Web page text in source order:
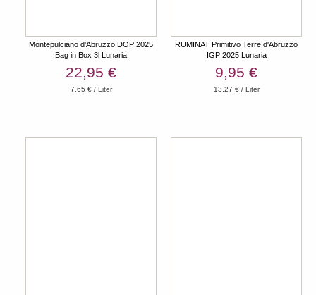
Montepulciano d'Abruzzo DOP 2025
Bag in Box 3l Lunaria
22,95 €
7,65 € / Liter
RUMINAT Primitivo Terre d'Abruzzo
IGP 2025 Lunaria
9,95 €
13,27 € / Liter